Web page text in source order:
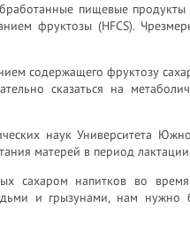
пищевые
фруктозы (HFCS).
содержащего фруктозу
сказаться на
наук Университета
матерей в период
сахаром напитков во
и грызунами, нам нужно